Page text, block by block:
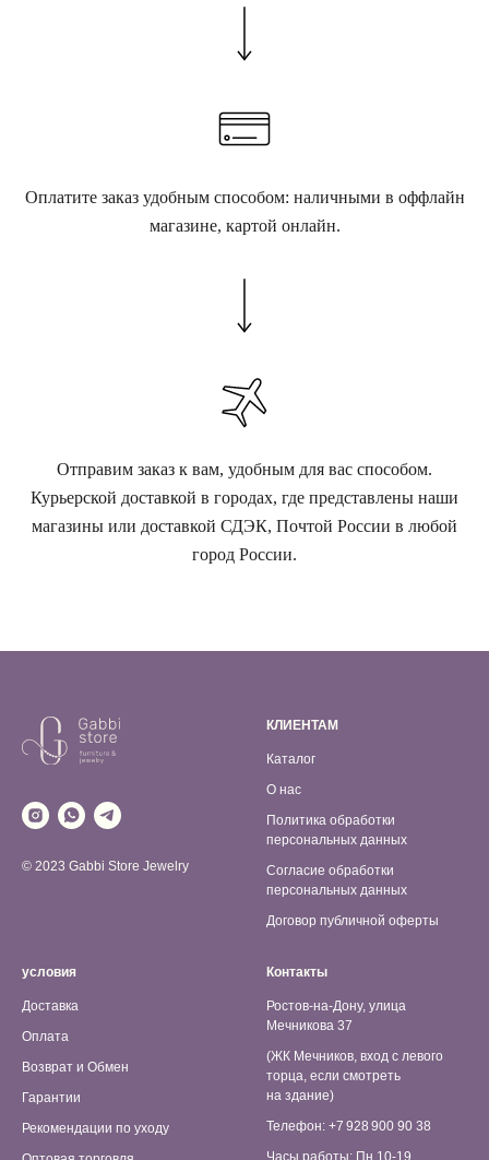
Оплатите заказ удобным способом: наличными в оффлайн
магазине, картой онлайн.
Отправим заказ к вам, удобным для вас способом.
Курьерской доставкой в городах, где представлены наши
магазины или доставкой СДЭК, Почтой России в любой
город России.
© 2023 Gabbi Store Jewelry
КЛИЕНТАМ
Каталог
О нас
Политика обработки
персональных данных
Согласие обработки
персональных данных
Договор публичной оферты
условия
Доставка
Оплата
Возврат и Обмен
Гарантии
Рекомендации по уходу
Контакты
Ростов-на-Дону, улица
Мечникова 37
(ЖК Мечников, вход с левого
торца, если смотреть
на здание)
Телефон: +7 928 900 90 38
Часы работы: Пн 10-19,